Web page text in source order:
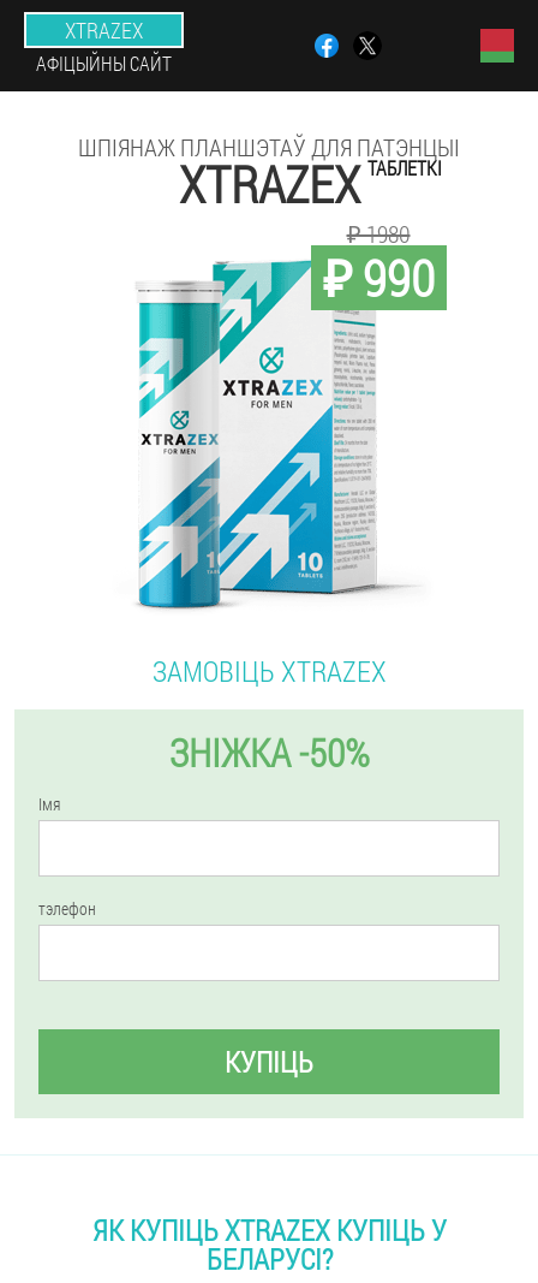
XTRAZEX
АФІЦЫЙНЫ САЙТ
ШПІЯНАЖ ПЛАНШЭТАЎ ДЛЯ ПАТЭНЦЫІ
XTRAZEX ТАБЛЕТКІ
₽ 990
₽ 1980
ЗАМОВІЦЬ XTRAZEX
ЗНІЖКА -50%
Імя
тэлефон
КУПІЦЬ
ЯК КУПІЦЬ XTRAZEX КУПІЦЬ У
БЕЛАРУСІ?